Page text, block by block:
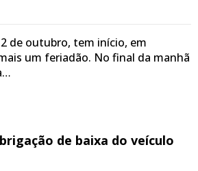
de outubro, tem início, em
um feriadão. No final da manhã
de baixa do veículo